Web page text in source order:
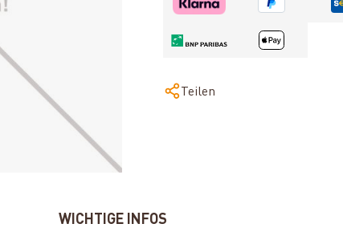
Teilen
WICHTIGE INFOS